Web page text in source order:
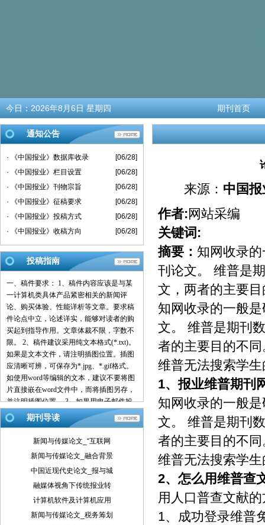
今日： 2026年8月6日 星期四 期刊首页
通知公告
· 《中国报业》数据库收录
[06/28]
· 《中国报业》栏目设置
[06/28]
· 《中国报业》刊物宗旨
[06/28]
· 《中国报业》征稿要求
[06/28]
· 《中国报业》投稿方式
[06/28]
· 《中国报业》收稿方向
[06/28]
投稿指南
一、稿件要求： 1、稿件内容应该是与某
一计算机类具体产品紧密相关的新闻评
论、购买体验、性能详析等文章。要求稿
件论点中立，论述详实，能够对读者的购
买起到指导作用。文章体裁不限，字数不
限。 2、稿件建议采用纯文本格式(*.txt)。
如果是文本文件，请注明插图位置。插图
应清晰可辨，可保存为*.jpg、*.gif格式。
如使用word等编辑的文本，建议不要将图
片直接嵌在word文件中，而将插图另存，
并注明插图位置。 3、如果用电子邮件投
稿，最好压缩后发送。 4、请使用中文的
标点符号。例如句号为。而不是.。 5、来
稿请注明作者署名(真实姓名、笔名)、详
等，以便联系。 6、我们保留对稿件的增
删权。 7、我们对有一稿多投、剽窃或抄
袭行为者，将保留追究由此引起的法律、
经济责任的权利。 二、投稿方式： 1、 请
稿件，请注明出处并附带原文。 3、 请按
期刊导读
新闻与传媒论文_“互联网
新闻与传媒论文_融合背景
中国近现代史论文_报与城
融媒体视角下传统报业转
计算机软件及计算机应用
新闻与传媒论文_税务筹划
来源： 中国报
作者:网站采编
关键词:
摘要： 知网收录
刊论文。 维普是
文，两者的主要
知网收录的一般
文。 维普是期刊
者的主要目的不
维普无法搜索学
1、报业维普期刊
知网收录的一般
文。 维普是期刊
者的主要目的不
维普无法搜索学
2、 怎么用维普查
用人口普查文献
1、成功登录维普